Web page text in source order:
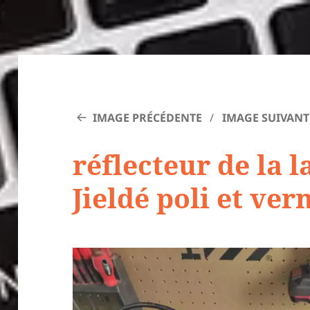
IMAGE PRÉCÉDENTE IMAGE
réflecteur de la
Jieldé poli et